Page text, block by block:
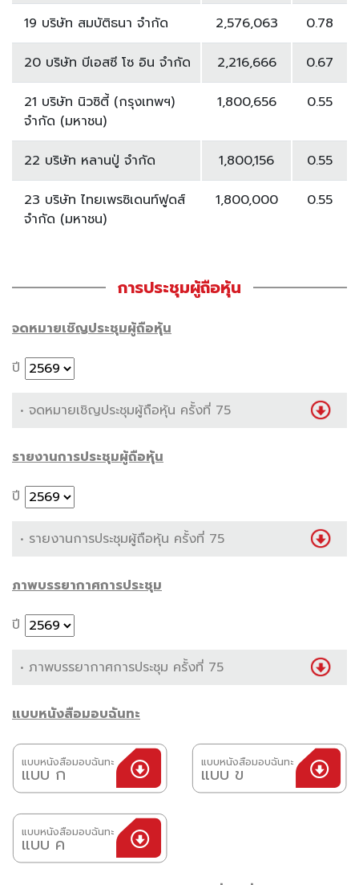
19 บริษัท สมบัติธนา จำกัด 2,576,063 0.78
20 บริษัท บีเอสซี โซ อิน จำกัด 2,216,666 0.67
21 บริษัท นิวซิตี้ (กรุงเทพฯ)
จำกัด (มหาชน)
1,800,656 0.55
22 บริษัท หลานปู่ จำกัด 1,800,156 0.55
23 บริษัท ไทยเพรซิเดนท์ฟูดส์
จำกัด (มหาชน)
1,800,000 0.55
การประชุมผู้ถือหุ้น
จดหมายเชิญประชุมผู้ถือหุ้น
ปี
• จดหมายเชิญประชุมผู้ถือหุ้น ครั้งที่ 75
รายงานการประชุมผู้ถือหุ้น
ปี
• รายงานการประชุมผู้ถือหุ้น ครั้งที่ 75
ภาพบรรยากาศการประชุม
ปี
• ภาพบรรยากาศการประชุม ครั้งที่ 75
แบบหนังสือมอบฉันทะ
แบบหนังสือมอบฉันทะ
แบบ ก
แบบหนังสือมอบฉันทะ
แบบ ข
แบบหนังสือมอบฉันทะ
แบบ ค